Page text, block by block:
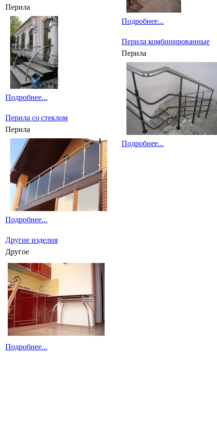
Перила
Подробнее...
Перила со стеклом
Перила
Подробнее...
Другие изделия
Другое
Подробнее...
Подробнее...
Перила комбинированные
Перила
Подробнее...